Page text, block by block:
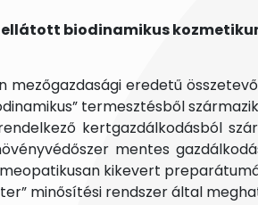
ellátott biodinamikus
mezőgazdasági eredetű
termesztésből
kertgazdálkodásból
mentes
kikevert
minősítési rendszer által